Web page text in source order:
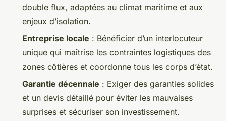
double flux, adaptées au climat maritime et aux
enjeux d’isolation.
Entreprise locale : Bénéficier d’un interlocuteur
unique qui maîtrise les contraintes logistiques des
zones côtières et coordonne tous les corps d’état.
Garantie décennale : Exiger des garanties solides
et un devis détaillé pour éviter les mauvaises
surprises et sécuriser son investissement.